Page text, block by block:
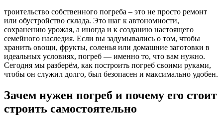
троительство собственного погреба – это не просто ремонт
или обустройство склада. Это шаг к автономности,
сохранению урожая, а иногда и к созданию настоящего
семейного наследия. Если вы задумывались о том, чтобы
хранить овощи, фрукты, соленья или домашние заготовки в
идеальных условиях, погреб — именно то, что вам нужно.
Сегодня мы разберём, как построить погреб своими руками,
чтобы он служил долго, был безопасен и максимально удобен.
Зачем нужен погреб и почему его стоит
строить самостоятельно